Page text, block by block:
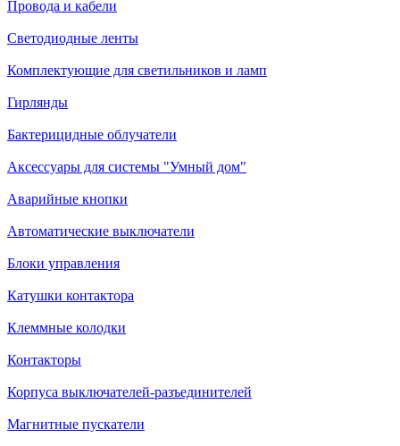
Провода и кабели
Светодиодные ленты
Комплектующие для светильников и ламп
Гирлянды
Бактерицидные облучатели
Аксессуары для системы "Умный дом"
Аварийные кнопки
Автоматические выключатели
Блоки управления
Катушки контактора
Клеммные колодки
Контакторы
Корпуса выключателей-разъединителей
Магнитные пускатели